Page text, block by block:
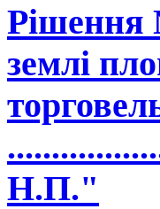
Рішення
землі
Н.П."